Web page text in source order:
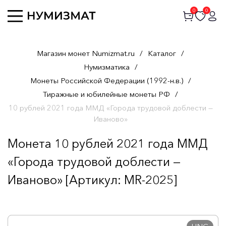
0 0
Магазин монет Numizmat.ru / Каталог /
Нумизматика /
Монеты Российской Федерации (1992-н.в.) /
Тиражные и юбилейные монеты РФ /
10 рублей 2021 года ММД «Города трудовой доблести —
Иваново»
Монета 10 рублей 2021 года ММД
«Города трудовой доблести —
Иваново» [Артикул: MR-2025]